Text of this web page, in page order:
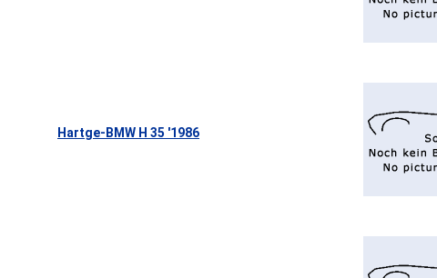
Hartge-BMW H 35 '1986